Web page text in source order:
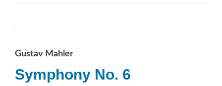
11
Gustav Mahler
Symphony No. 6